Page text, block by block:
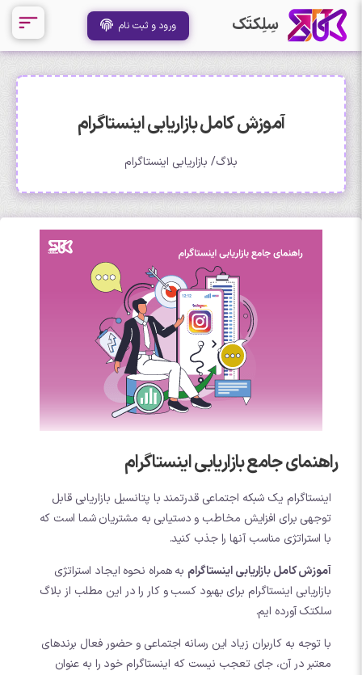
سِلِکتَک ورود و ثبت نام
آموزش کامل بازاریابی اینستاگرام
بلاگ بازاریابی اینستاگرام
راهنمای جامع بازاریابی اینستاگرام
اینستاگرام یک شبکه اجتماعی قدرتمند با پتانسیل بازاریابی قابل
توجهی برای افزایش مخاطب و دستیابی به مشتریان شما است که
با استراتژی مناسب آنها را جذب کنید.
آموزش کامل بازاریابی اینستاگرام به همراه نحوه ایجاد استراتژی
بازاریابی اینستاگرام برای بهبود کسب و کار را در این مطلب از بلاگ
سلکتک آورده ایم.
با توجه به کاربران زیاد این رسانه اجتماعی و حضور فعال برندهای
معتبر در آن، جای تعجب نیست که اینستاگرام خود را به عنوان